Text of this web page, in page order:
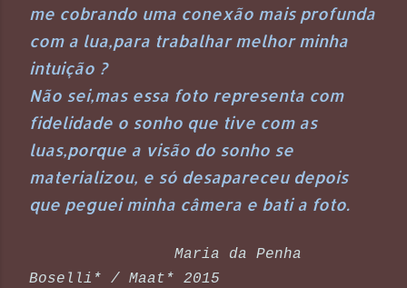
me cobrando uma conexão mais profunda
com a lua,para trabalhar melhor minha
intuição ?
Não sei,mas essa foto representa com
fidelidade o sonho que tive com as
luas,porque a visão do sonho se
materializou, e só desapareceu depois
que peguei minha câmera e bati a foto.
Maria da Penha
Boselli* / Maat* 2015